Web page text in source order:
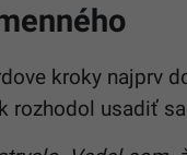
kroky najprv
rozhodol usadiť